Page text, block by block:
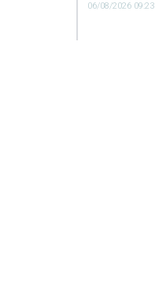
06/08/2026 09:23